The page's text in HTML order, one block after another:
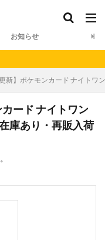
お知らせ
新】ポケモンカード ナイト
ード ナイトワン
庫あり・再販入荷